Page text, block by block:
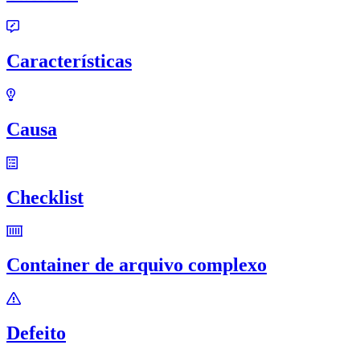
Características
Causa
Checklist
Container de arquivo complexo
Defeito